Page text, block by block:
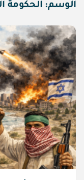
الوسم: الحكومة